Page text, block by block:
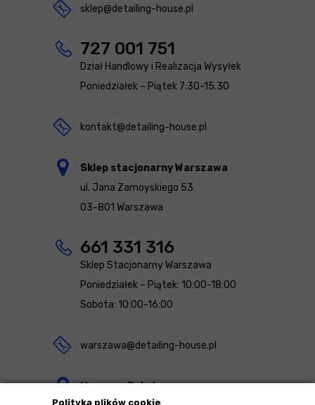
Polityka plików cookie
sklep@detailing-house.pl
727 001 751
Dział Handlowy i Realizacja Wysyłek
Poniedziałek – Piątek 7:30-15.30
kontakt@detailing-house.pl
Sklep stacjonarny Warszawa
ul. Jana Zamoyskiego 53
03-801 Warszawa
661 331 316
Sklep Stacjonarny Warszawa
Poniedziałek – Piątek: 10:00-18:00
Sobota: 10:00-16:00
warszawa@detailing-house.pl
Magazyn Rekcin